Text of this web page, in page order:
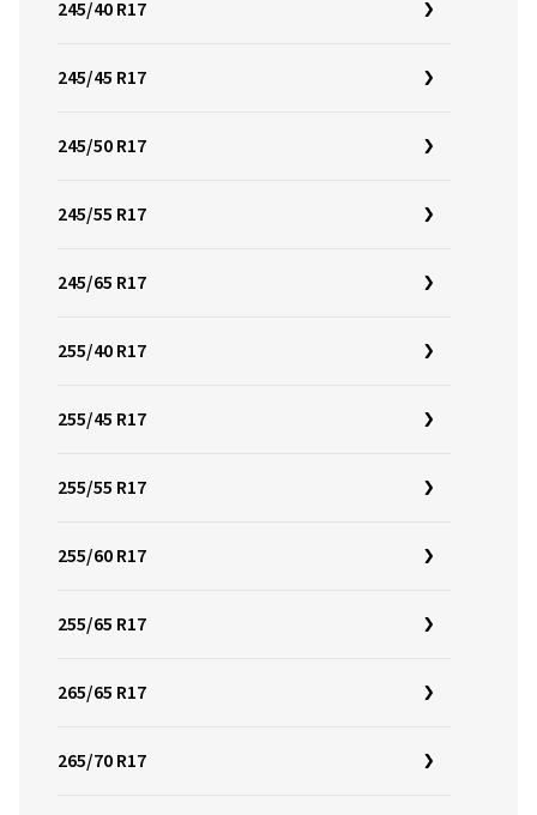
245/40 R17
245/45 R17
245/50 R17
245/55 R17
245/65 R17
255/40 R17
255/45 R17
255/55 R17
255/60 R17
255/65 R17
265/65 R17
265/70 R17